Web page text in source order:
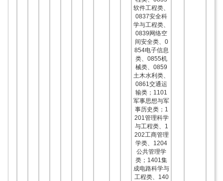
软件工程类、
0837安全科
学与工程类、
0839网络空
间安全类、0
854电子信息
类、0855机
械类、0859
土木水利类、
0861交通运
输类；1101
军事思想与军
事历史类；1
201管理科学
与工程类、1
202工商管理
学类、1204
公共管理学
类；1401集
成电路科学与
工程类、140